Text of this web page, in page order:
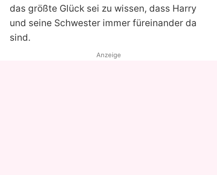
das größte Glück sei zu wissen, dass Harry
und seine Schwester immer füreinander da
sind.
Anzeige